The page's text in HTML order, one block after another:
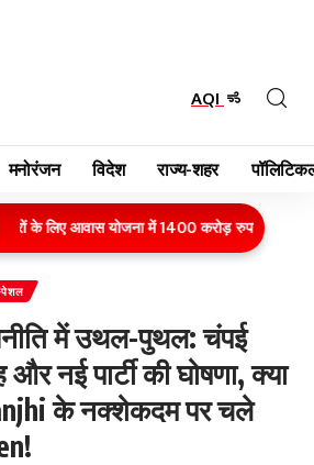
AQI
मनोरंजन विदेश राज्य-शहर
के लिए आवास योजना में 1400 करोड़ रुपये का बजट
में उथल-पुथल: चंपई
और नई पार्टी की घोषणा, क्या
के नक्शेकदम पर चले